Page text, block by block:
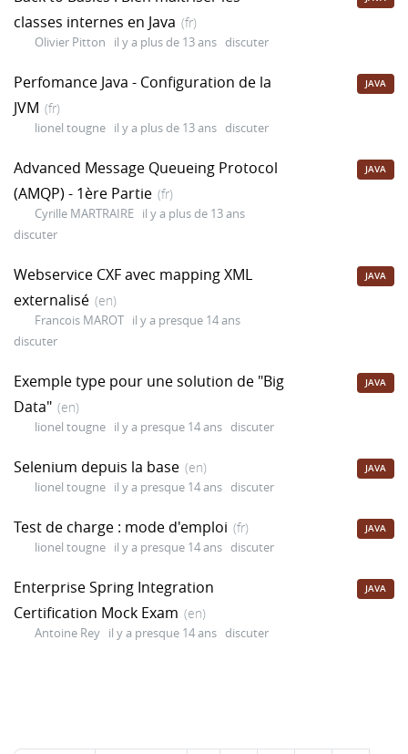
classes internes en Java (fr)
Olivier Pitton il y a plus de 13 ans discuter
Perfomance Java - Configuration de la
JVM (fr)
lionel tougne il y a plus de 13 ans discuter
JAVA
Advanced Message Queueing Protocol
(AMQP) - 1ère Partie (fr)
Cyrille MARTRAIRE il y a plus de 13 ans
discuter
JAVA
Webservice CXF avec mapping XML
externalisé (en)
Francois MAROT il y a presque 14 ans
discuter
JAVA
Exemple type pour une solution de "Big
Data" (en)
lionel tougne il y a presque 14 ans discuter
JAVA
Selenium depuis la base (en)
lionel tougne il y a presque 14 ans discuter
JAVA
Test de charge : mode d'emploi (fr)
lionel tougne il y a presque 14 ans discuter
JAVA
Enterprise Spring Integration
Certification Mock Exam (en)
Antoine Rey il y a presque 14 ans discuter
JAVA